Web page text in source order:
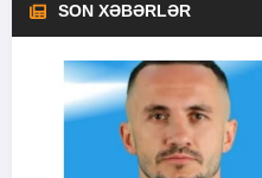
SON XƏBƏRLƏR